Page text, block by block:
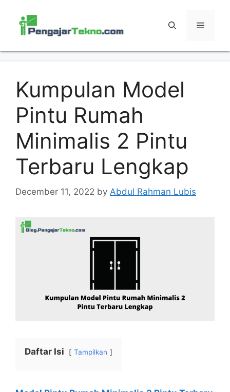
content
MENU
Kumpulan Model
Pintu Rumah
Minimalis 2 Pintu
Terbaru Lengkap
December 11, 2022 by Abdul Rahman Lubis
Daftar Isi Tampilkan